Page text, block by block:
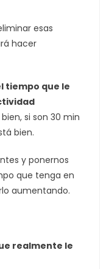
esas
hacer
tiempo que le
si son 30 min
bien.
y ponernos
que tenga en
aumentando.
realmente le